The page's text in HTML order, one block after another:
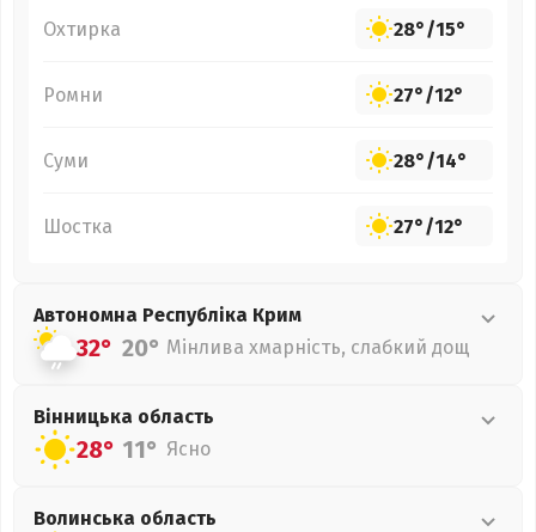
Охтирка 28°/15°
Ромни 27°/12°
Суми 28°/14°
Шостка 27°/12°
Автономна Республіка Крим
32° 20° Мінлива хмарність, слабкий дощ
Вінницька область
28° 11° Ясно
Волинська область